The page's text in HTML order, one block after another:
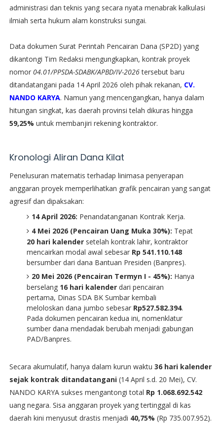
administrasi dan teknis yang secara nyata menabrak kalkulasi
ilmiah serta hukum alam konstruksi sungai.
​Data dokumen Surat Perintah Pencairan Dana (SP2D) yang
dikantongi Tim Redaksi mengungkapkan, kontrak proyek
nomor 04.01/PPSDA-SDABK/APBD/IV-2026tersebut baru
ditandatangani pada 14 April 2026 oleh pihak rekanan, CV.
NANDO KARYA. Namun yang mencengangkan, hanya dalam
hitungan singkat, kas daerah provinsi telah dikuras hingga
59,25% untuk membanjiri rekening kontraktor.
​Kronologi Aliran Dana Kilat
​Penelusuran matematis terhadap linimasa penyerapan
anggaran proyek memperlihatkan grafik pencairan yang sangat
agresif dan dipaksakan:
14 April 2026: Penandatanganan Kontrak Kerja.
4 Mei 2026 (Pencairan Uang Muka 30%): Tepat
20 hari kalendersetelah kontrak lahir, kontraktor
mencairkan modal awal sebesar Rp 541.110.148
bersumber dari dana Bantuan Presiden (Banpres).
20 Mei 2026 (Pencairan Termyn I - 45%): Hanya
berselang 16 hari kalenderdari pencairan
pertama, Dinas SDA BK Sumbar kembali
meloloskan dana jumbo sebesar Rp527.582.394.
Pada dokumen pencairan kedua ini, nomenklatur
sumber dana mendadak berubah menjadi gabungan
PAD/Banpres.
​Secara akumulatif, hanya dalam kurun waktu 36 hari kalender
sejak kontrak ditandatangani(14 April s.d. 20 Mei), CV.
NANDO KARYA sukses mengantongi total Rp 1.068.692.542
uang negara. Sisa anggaran proyek yang tertinggal di kas
daerah kini menyusut drastis menjadi 40,75% (Rp 735.007.952).